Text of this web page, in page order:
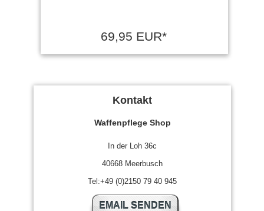
69,95 EUR*
Kontakt
Waffenpflege Shop
In der Loh 36c
40668 Meerbusch
Tel:+49 (0)2150 79 40 945
EMAIL SENDEN